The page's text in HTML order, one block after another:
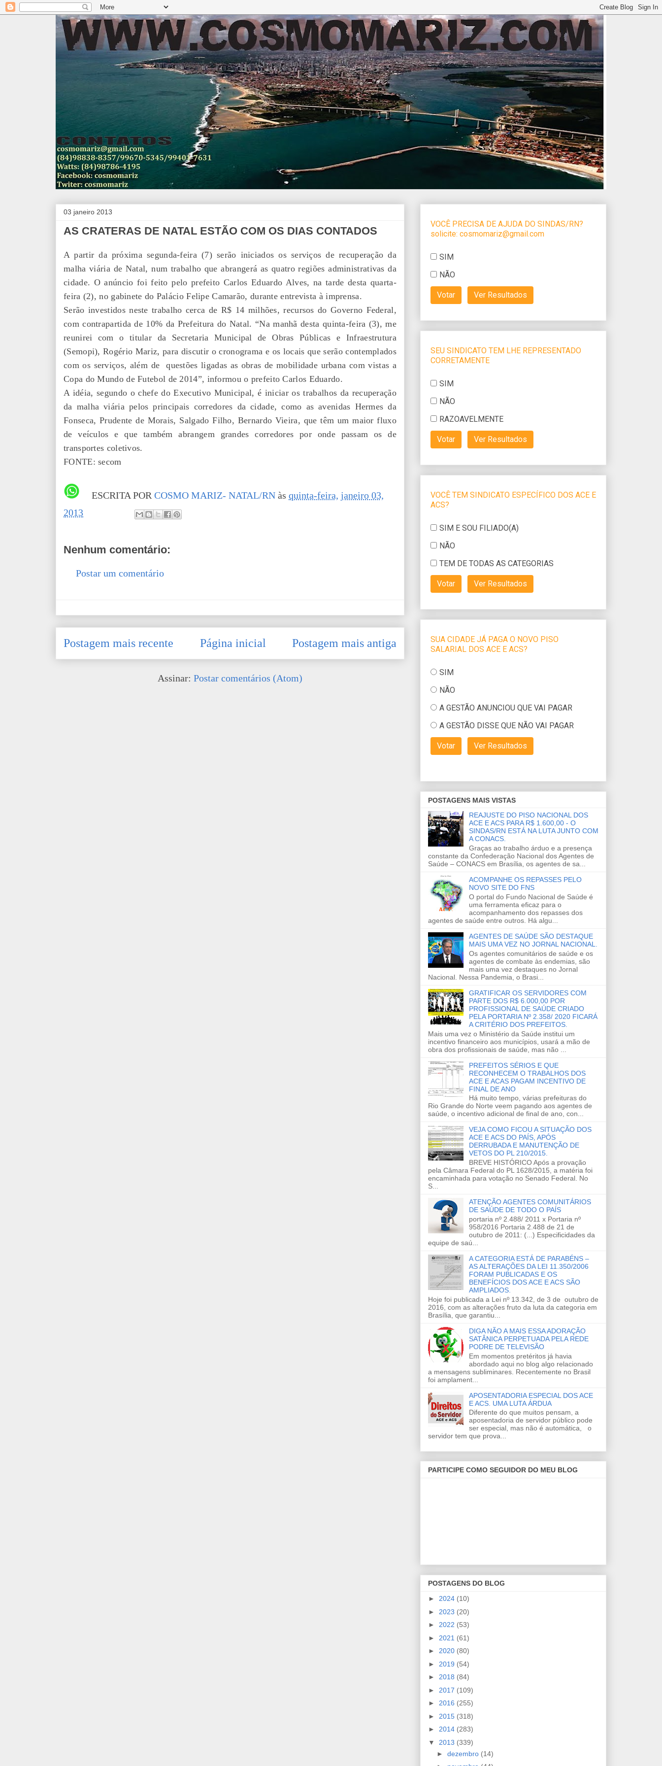
03 janeiro 2013
AS CRATERAS DE NATAL ESTÃO COM OS DIAS CONTADOS
A partir da próxima segunda-feira (7) serão iniciados os serviços de recuperação da
malha viária de Natal, num trabalho que abrangerá as quatro regiões administrativas da
cidade. O anúncio foi feito pelo prefeito Carlos Eduardo Alves, na tarde desta quarta-
feira (2), no gabinete do Palácio Felipe Camarão, durante entrevista à imprensa.
Serão investidos neste trabalho cerca de R$ 14 milhões, recursos do Governo Federal,
com contrapartida de 10% da Prefeitura do Natal. “Na manhã desta quinta-feira (3), me
reunirei com o titular da Secretaria Municipal de Obras Públicas e Infraestrutura
(Semopi), Rogério Mariz, para discutir o cronograma e os locais que serão contemplados
com os serviços, além de questões ligadas as obras de mobilidade urbana com vistas a
Copa do Mundo de Futebol de 2014”, informou o prefeito Carlos Eduardo.
A idéia, segundo o chefe do Executivo Municipal, é iniciar os trabalhos da recuperação
da malha viária pelos principais corredores da cidade, como as avenidas Hermes da
Fonseca, Prudente de Morais, Salgado Filho, Bernardo Vieira, que têm um maior fluxo
de veículos e que também abrangem grandes corredores por onde passam os de
transportes coletivos.
FONTE: secom
ESCRITA POR COSMO MARIZ- NATAL/RN às quinta-feira, janeiro 03,
2013
Nenhum comentário:
Postar um comentário
Postagem mais recente Postagem mais antiga
Página inicial
Assinar: Postar comentários (Atom)
POSTAGENS MAIS VISTAS
REAJUSTE DO PISO NACIONAL DOS
ACE E ACS PARA R$ 1.600,00 - O
SINDAS/RN ESTÁ NA LUTA JUNTO COM
A CONACS.
Graças ao trabalho árduo e a presença
constante da Confederação Nacional dos Agentes de
Saúde – CONACS em Brasília, os agentes de sa...
ACOMPANHE OS REPASSES PELO
NOVO SITE DO FNS
O portal do Fundo Nacional de Saúde é
uma ferramenta eficaz para o
acompanhamento dos repasses dos
agentes de saúde entre outros. Há algu...
AGENTES DE SAÚDE SÃO DESTAQUE
MAIS UMA VEZ NO JORNAL NACIONAL.
Os agentes comunitários de saúde e os
agentes de combate às endemias, são
mais uma vez destaques no Jornal
Nacional. Nessa Pandemia, o Brasi...
GRATIFICAR OS SERVIDORES COM
PARTE DOS R$ 6.000,00 POR
PROFISSIONAL DE SAÚDE CRIADO
PELA PORTARIA Nº 2.358/ 2020 FICARÁ
A CRITÉRIO DOS PREFEITOS.
Mais uma vez o Ministério da Saúde institui um
incentivo financeiro aos municípios, usará a mão de
obra dos profissionais de saúde, mas não ...
PREFEITOS SÉRIOS E QUE
RECONHECEM O TRABALHOS DOS
ACE E ACAS PAGAM INCENTIVO DE
FINAL DE ANO
Há muito tempo, várias prefeituras do
Rio Grande do Norte veem pagando aos agentes de
saúde, o incentivo adicional de final de ano, con...
VEJA COMO FICOU A SITUAÇÃO DOS
ACE E ACS DO PAÍS, APÓS
DERRUBADA E MANUTENÇÃO DE
VETOS DO PL 210/2015.
BREVE HISTÓRICO Após a provação
pela Câmara Federal do PL 1628/2015, a matéria foi
encaminhada para votação no Senado Federal. No
S...
ATENÇÃO AGENTES COMUNITÁRIOS
DE SAÚDE DE TODO O PAÍS
portaria nº 2.488/ 2011 x Portaria nº
958/2016 Portaria 2.488 de 21 de
outubro de 2011: (...) Especificidades da
equipe de saú...
A CATEGORIA ESTÁ DE PARABÉNS –
AS ALTERAÇÕES DA LEI 11.350/2006
FORAM PUBLICADAS E OS
BENEFÍCIOS DOS ACE E ACS SÃO
AMPLIADOS.
Hoje foi publicada a Lei nº 13.342, de 3 de outubro de
2016, com as alterações fruto da luta da categoria em
Brasília, que garantiu...
DIGA NÃO A MAIS ESSA ADORAÇÃO
SATÂNICA PERPETUADA PELA REDE
PODRE DE TELEVISÃO
Em momentos pretéritos já havia
abordado aqui no blog algo relacionado
a mensagens subliminares. Recentemente no Brasil
foi amplament...
APOSENTADORIA ESPECIAL DOS ACE
E ACS. UMA LUTA ÁRDUA
Diferente do que muitos pensam, a
aposentadoria de servidor público pode
ser especial, mas não é automática, o
servidor tem que prova...
PARTICIPE COMO SEGUIDOR DO MEU BLOG
POSTAGENS DO BLOG
► 2024 (10)
► 2023 (20)
► 2022 (53)
► 2021 (61)
► 2020 (80)
► 2019 (54)
► 2018 (84)
► 2017 (109)
► 2016 (255)
► 2015 (318)
► 2014 (283)
▼ 2013 (339)
► dezembro (14)